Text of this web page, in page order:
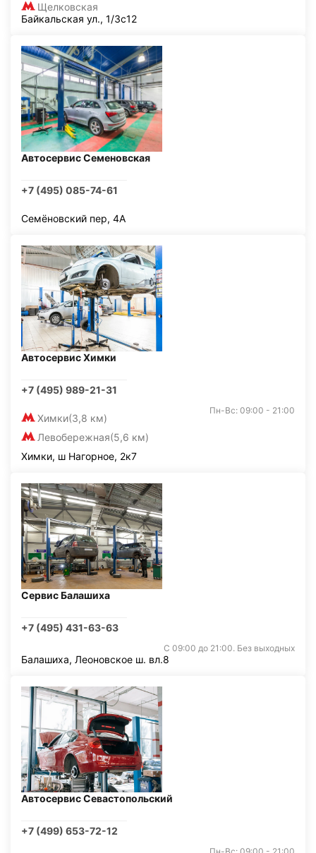
Щелковская
Байкальская ул., 1/3с12
Автосервис Семеновская
+7 (495) 085-74-61
Семёновский пер, 4А
Автосервис Химки
+7 (495) 989-21-31
Химки(3,8 км)
Левобережная(5,6 км)
Пн-Вс: 09:00 - 21:00
Химки, ш Нагорное, 2к7
Сервис Балашиха
+7 (495) 431-63-63
С 09:00 до 21:00. Без выходных
Балашиха, Леоновское ш. вл.8
Автосервис Севастопольский
+7 (499) 653-72-12